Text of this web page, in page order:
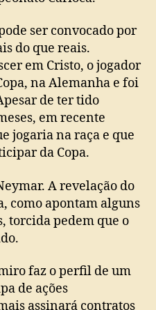
ser convocado por
do que reais.
em Cristo, o jogador
na Alemanha e foi
de ter tido
em recente
jogaria na raça e que
da Copa.
A revelação do
como apontam alguns
torcida pedem que o
faz o perfil de um
de ações
assinará contratos